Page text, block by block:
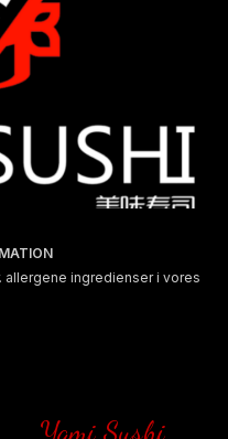
allergene ingredienser i vores
Yami Sushi